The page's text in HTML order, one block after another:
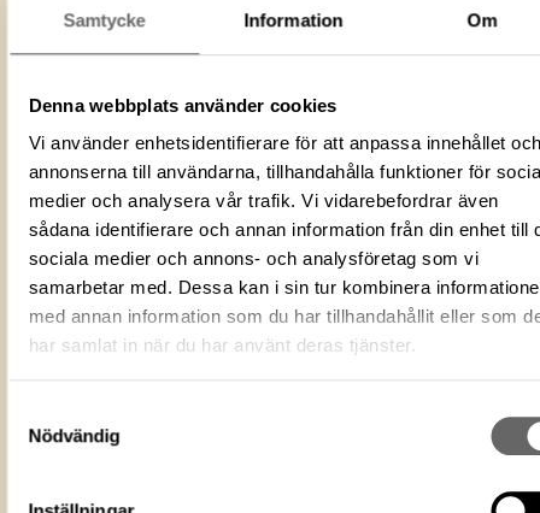
Samtycke Information Om
Denna webbplats använder cookies
Vi använder enhetsidentifierare för att anpassa innehållet och
annonserna till användarna, tillhandahålla funktioner för
medier och analysera vår trafik. Vi vidarebefordrar även
sådana identifierare och annan information från din enhet till
sociala medier och annons- och analysföretag som vi
samarbetar med. Dessa kan i sin tur kombinera
med annan information som du har tillhandahållit eller som
har samlat in när du har använt deras tjänster.
Nödvändig
skulptur, Olof
Skulptur
Föremålsnummer 93962_HST
Mediatyp
image/jpeg
ID‑nummer
A8446AD3C22C
Fotograf
Karlsson, Lennart
Fotodatum
Du får bearbeta och dela verket
licensgivare. CC BY 4.0